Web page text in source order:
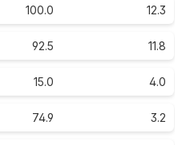
100.0 12.3
92.5 11.8
15.0 4.0
74.9 3.2